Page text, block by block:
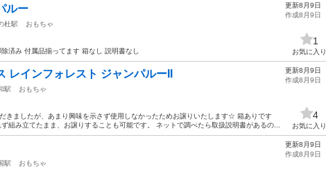
ルー
杜駅
おもちゃ
済み 付属品揃ってます 箱なし 説明書なし
更新8月9日
作成8月9日
1
お気に入り
レインフォレスト ジャンパルーII
駅
おもちゃ
きましたが、あまり興味を示さず使用しなかったためお譲りいたします☆ 箱ありです
組み立てたまま、お譲りすることも可能です。 ネットで調べたら取扱説明書があるの...
更新8月9日
作成8月9日
4
お気に入り
駅
おもちゃ
更新8月9日
作成8月9日